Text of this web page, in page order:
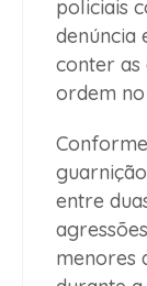
policiais
denúncia
conter as
ordem
entre
menores